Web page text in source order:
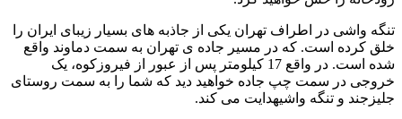
تنگه واشی در اطراف تهران یکی از جاذبه های بسیار زیبای ایران را
خلق کرده است. که در مسیر جاده ی تهران به سمت دماوند واقع
شده است. در واقع 17 کیلومتر پس از عبور از فیروزکوه
، یک
خروجی در سمت چپ جاده خواهید دید که شما را به سمت روستای
جلیزجند و تنگه واشیهدایت می کند.